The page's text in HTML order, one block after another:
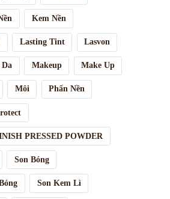
Kem Nền
Lasting Tint Lasvon
Da Makeup Make Up
Môi Phấn Nền
PRESSED POWDER
Son Bóng
Son Kem Lì